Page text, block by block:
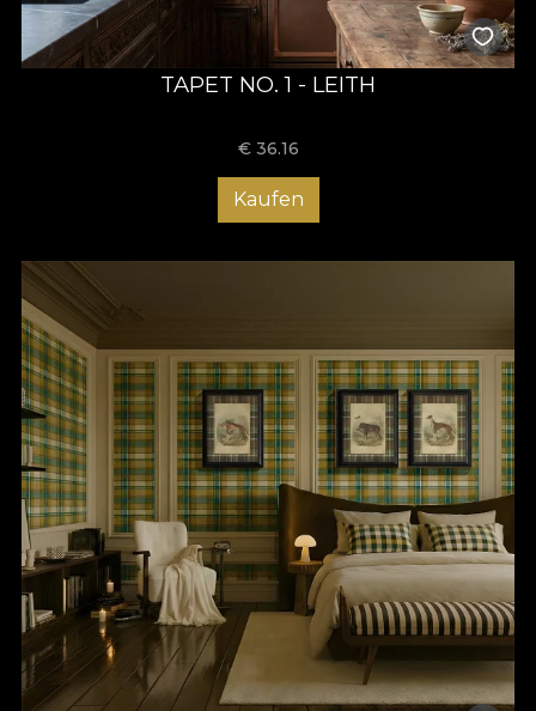
TAPET NO. 1 - LEITH
€ 36.16
Kaufen